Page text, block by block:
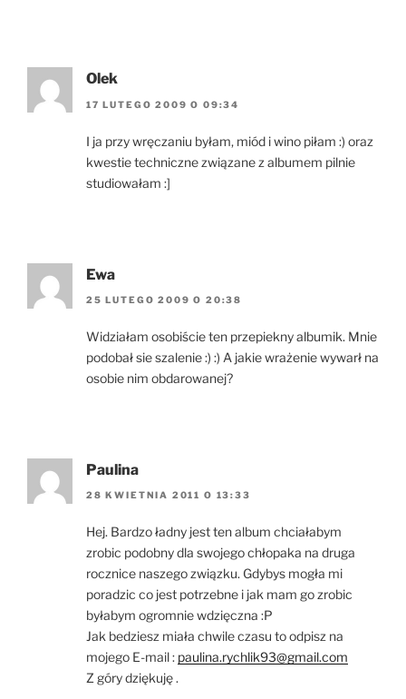
Olek
17 LUTEGO 2009 O 09:34
I ja przy wręczaniu byłam, miód i wino piłam :) oraz
kwestie techniczne związane z albumem pilnie
studiowałam :]
Ewa
25 LUTEGO 2009 O 20:38
Widziałam osobiście ten przepiekny albumik. Mnie
podobał sie szalenie :) :) A jakie wrażenie wywarł na
osobie nim obdarowanej?
Paulina
28 KWIETNIA 2011 O 13:33
Hej. Bardzo ładny jest ten album chciałabym
zrobic podobny dla swojego chłopaka na druga
rocznice naszego związku. Gdybys mogła mi
poradzic co jest potrzebne i jak mam go zrobic
byłabym ogromnie wdzięczna :P
Jak bedziesz miała chwile czasu to odpisz na
mojego E-mail : paulina.rychlik93@gmail.com
Z góry dziękuję .